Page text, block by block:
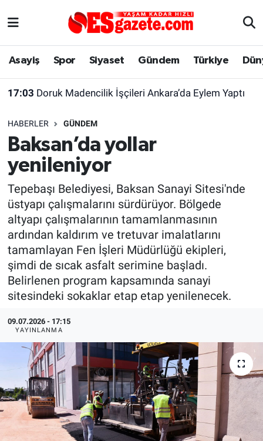
Asayiş Spor Siyaset Gündem Türkiye
17:03 Doruk Madencilik İşçileri Ankara’da Eylem Yaptı
HABERLER GÜNDEM
Baksan’da yollar
yenileniyor
Tepebaşı Belediyesi, Baksan Sanayi Sitesi'nde
üstyapı çalışmalarını sürdürüyor. Bölgede
altyapı çalışmalarının tamamlanmasının
ardından kaldırım ve tretuvar imalatlarını
tamamlayan Fen İşleri Müdürlüğü ekipleri,
şimdi de sıcak asfalt serimine başladı.
Belirlenen program kapsamında sanayi
sitesindeki sokaklar etap etap yenilenecek.
09.07.2026 - 17:15
YAYINLANMA
Asayiş
Gündem
Türkiye
Dünya
Sağlık
Alış-Veriş/İş dünyası
Yaşam
Eskişehirspor Arşivi
Eskişehir Arşivi
Röportaj
Ekonomi
Kültür Sanat
Politika
Kütahya
Gezi
Genel
Çevre
Eskişehir Nöbetçi Eczaneler
Süper Lig Puan Durumu ve Fikstür
Tüm Manşetler
Son Dakika Haberleri
Haber Arşivi